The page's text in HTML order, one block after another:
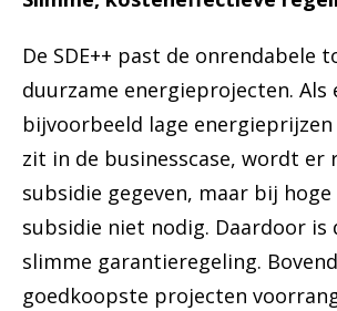
De SDE++ past de onrendabele
duurzame energieprojecten. Als
bijvoorbeeld lage
zit in de businesscase, wordt er
subsidie gegeven, maar bij
subsidie niet nodig. Daardoor is
slimme garantieregeling.
goedkoopste projecten